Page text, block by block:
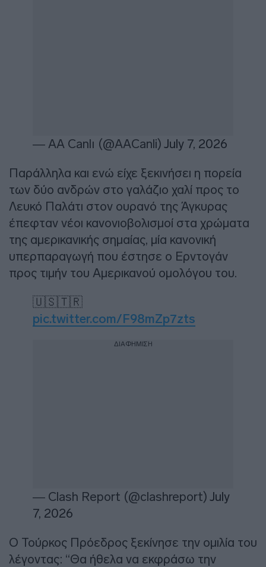
— AA Canlı (@AACanli) July 7, 2026
Παράλληλα και ενώ είχε ξεκινήσει η πορεία
των δύο ανδρών στο γαλάζιο χαλί προς το
Λευκό Παλάτι στον ουρανό της Άγκυρας
έπεφταν νέοι κανονιοβολισμοί στα χρώματα
της αμερικανικής σημαίας, μία κανονική
υπερπαραγωγή που έστησε ο Ερντογάν
προς τιμήν του Αμερικανού ομολόγου του.
🇺🇸🇹🇷
pic.twitter.com/F98mZp7zts
ΔΙΑΦΗΜΙΣΗ
— Clash Report (@clashreport) July
7, 2026
Ο Τούρκος Πρόεδρος ξεκίνησε την ομιλία του
λέγοντας: “Θα ήθελα να εκφράσω την